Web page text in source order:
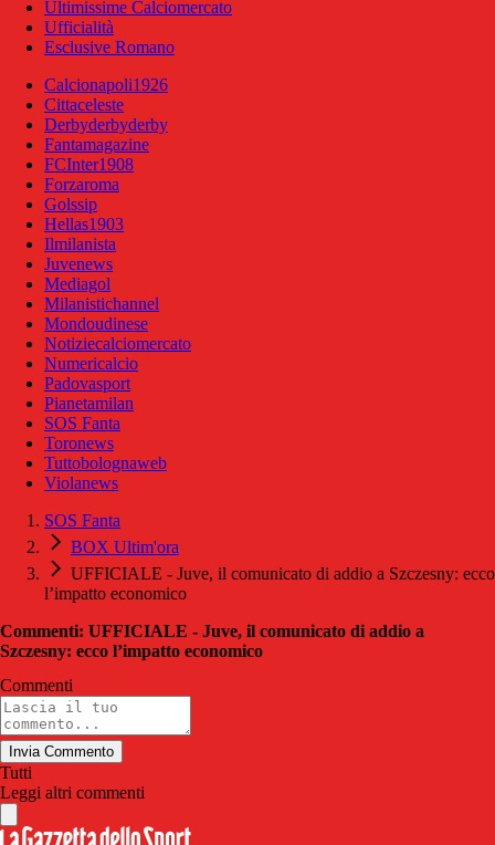
Ultimissime Calciomercato
Ufficialità
Esclusive Romano
Calcionapoli1926
Cittaceleste
Derbyderbyderby
Fantamagazine
FCInter1908
Forzaroma
Golssip
Hellas1903
Ilmilanista
Juvenews
Mediagol
Milanistichannel
Mondoudinese
Notiziecalciomercato
Numericalcio
Padovasport
Pianetamilan
SOS Fanta
Toronews
Tuttobolognaweb
Violanews
SOS Fanta
BOX Ultim'ora
UFFICIALE - Juve, il comunicato di addio a Szczesny: ecco
l’impatto economico
Commenti: UFFICIALE - Juve, il comunicato di addio a
Szczesny: ecco l’impatto economico
Commenti
Invia Commento
Tutti
Leggi altri commenti